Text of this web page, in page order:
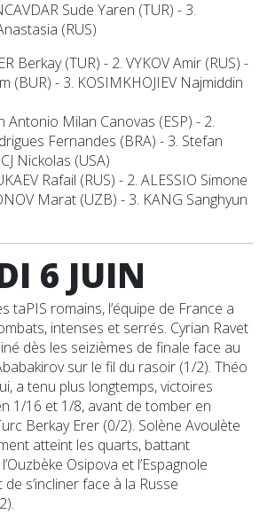
Sude Yaren (TUR) - 3.
(RUS)
Berkay (TUR) - 2. VYKOV Amir (RUS) -
(BUR) - 3. KOSIMKHOJIEV Najmiddin
Antonio Milan Canovas (ESP) - 2.
Fernandes (BRA) - 3. Stefan
Nickolas (USA)
Rafail (RUS) - 2. ALESSIO Simone
Marat (UZB) - 3. KANG Sanghyun
6 JUIN
taPIS romains, l’équipe de France a
intenses et serrés. Cyrian Ravet
dès les seizièmes de finale face au
sur le fil du rasoir (1/2). Théo
a tenu plus longtemps, victoires
1/16 et 1/8, avant de tomber en
Berkay Erer (0/2). Solène Avoulète
atteint les quarts, battant
Osipova et l’Espagnole
s’incliner face à la Russe